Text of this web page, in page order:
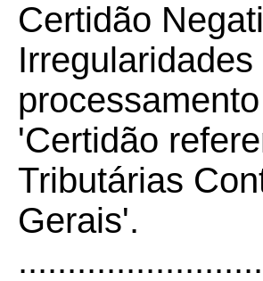
Certidão
'Certidão
Tributárias
Gerais'.